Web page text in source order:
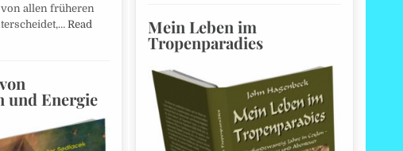
allen früheren
Read
und Energie
Mein Leben im
Tropenparadies